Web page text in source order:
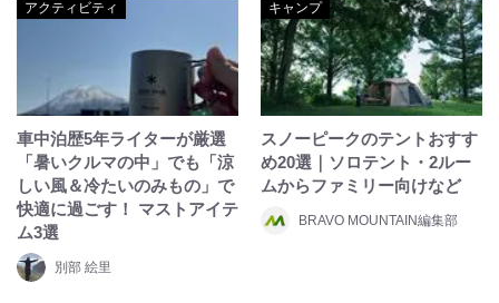
アクティビティ
車中泊歴5年ライターが厳選
「暑いクルマの中」でも「涼
しい風＆冷たいのみもの」で
快適に過ごす！ マストアイテ
ム3選
別部 絵里
キャンプ
スノーピークのテントおすす
め20選｜ソロテント・2ルー
ムからファミリー向けなど
BRAVO MOUNTAIN編集部